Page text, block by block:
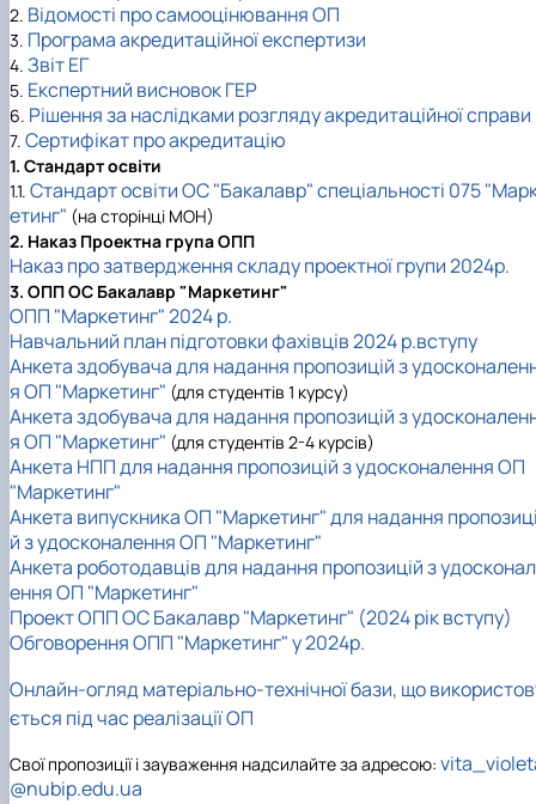
2. Відомості про самооцінювання ОП
3. Програма акредитаційної експертизи
4. Звіт ЕГ
5. Експертний висновок ГЕР
6. Рішення за наслідками розгляду акредитаційної справи
7. Сертифікат про акредитацію
1. Стандарт освіти
1.1. Стандарт освіти ОС "Бакалавр" спеціальності 075
етинг" (на сторінці МОН)
2. Наказ Проектна група ОПП
Наказ про затвердження складу проектної групи 2024р.
3. ОПП ОС Бакалавр "Маркетинг"
ОПП "Маркетинг" 2024 р.
Навчальний план підготовки фахівців 2024 р.вступу
Анкета здобувача для надання пропозицій з
я ОП "Маркетинг" (для студентів 1 курсу)
Анкета здобувача для надання пропозицій з
я ОП "Маркетинг" (для студентів 2-4 курсів)
Анкета НПП для надання пропозицій з удосконалення ОП
"Маркетинг"
Анкета випускника ОП "Маркетинг" для надання
й з удосконалення ОП "Маркетинг"
Анкета роботодавців для надання пропозицій з удосконал
ення ОП "Маркетинг"
Проект ОПП ОС Бакалавр "Маркетинг" (2024 рік вступу)
Обговорення ОПП "Маркетинг" у 2024р.
Онлайн-огляд матеріально-технічної бази, що
ється під час реалізації ОП
Свої пропозиції і зауваження надсилайте за адресою:
@nubip.edu.ua